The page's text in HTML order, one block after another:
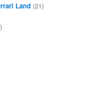
Land (21)